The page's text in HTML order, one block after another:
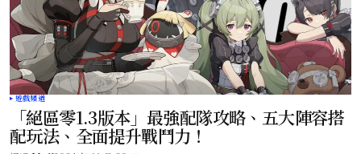
遊戲頻道
「絕區零1.3版本」最強配隊攻略、五大陣容搭
配玩法、全面提升戰鬥力！